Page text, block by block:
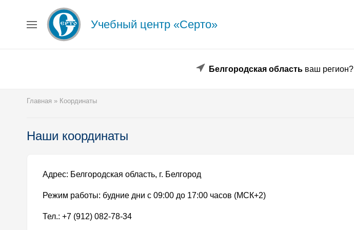
Учебный центр «Серто»
Белгородская областьваш регион?
Главная » Координаты
Наши координаты
Адрес: Белгородская область, г. Белгород
Режим работы: будние дни с 09:00 до 17:00 часов (МСК+2)
Тел.: +7 (912) 082-78-34
Главная
Сведения об образовательной организации
Образец диплома
Аттестация поверителей
Новости
Координаты